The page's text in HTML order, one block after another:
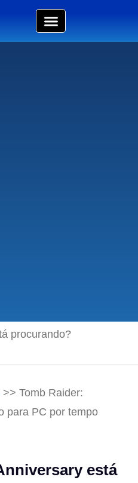
procurando?
>> Tomb Raider:
para PC por tempo
está